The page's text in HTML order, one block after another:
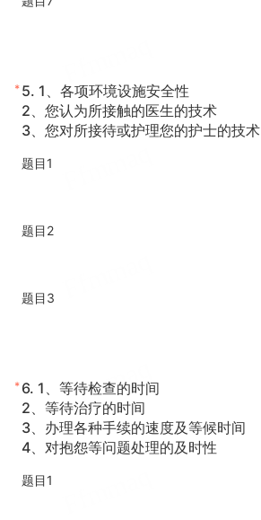
* 5. 1、各项环境设施安全性
2、您认为所接触的医生的技术
3、您对所接待或护理您的护士的技术
题目1
题目2
题目3
* 6. 1、等待检查的时间
2、等待治疗的时间
3、办理各种手续的速度及等候时间
4、对抱怨等问题处理的及时性
题目1